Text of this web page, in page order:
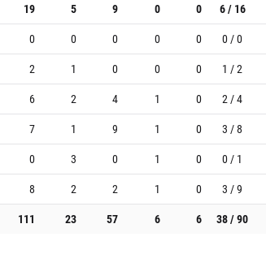
19 5 9 0 0 6 / 16
0 0 0 0 0 0 / 0
2 1 0 0 0 1 / 2
6 2 4 1 0 2 / 4
7 1 9 1 0 3 / 8
0 3 0 1 0 0 / 1
8 2 2 1 0 3 / 9
111 23 57 6 6 38 / 90